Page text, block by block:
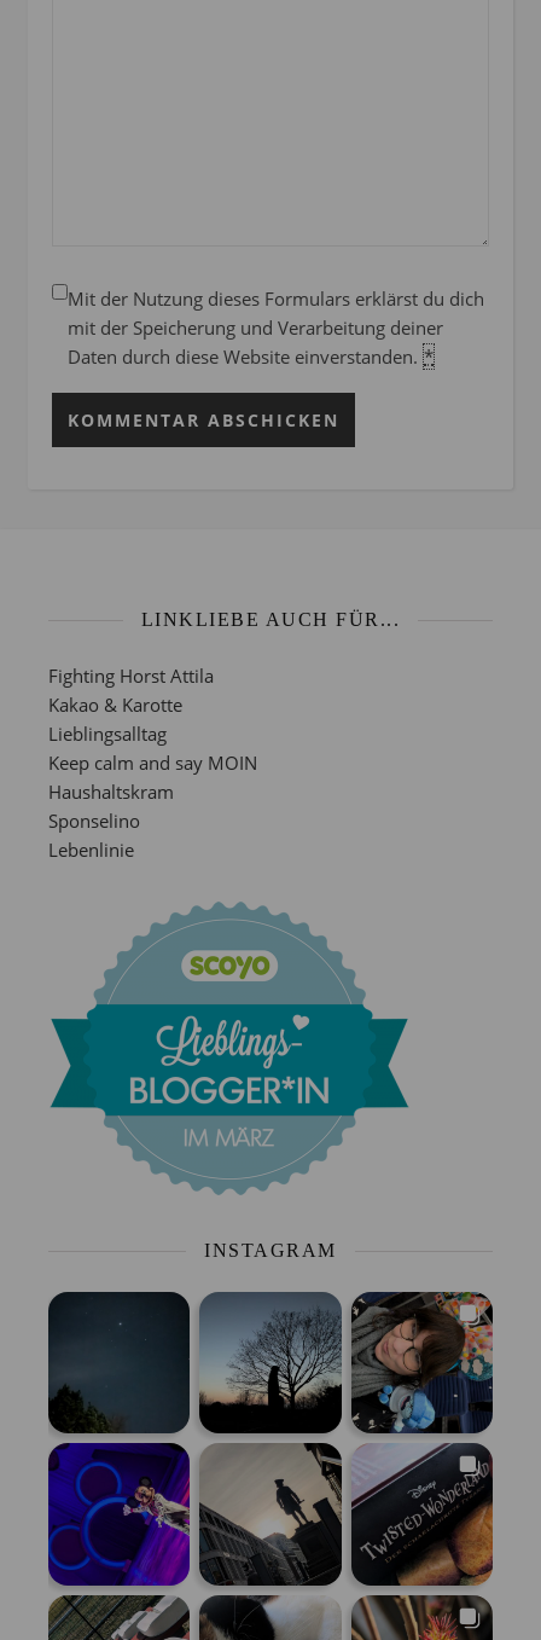
Mit der Nutzung dieses Formulars erklärst du dich
mit der Speicherung und Verarbeitung deiner
Daten durch diese Website einverstanden. *
LINKLIEBE AUCH FÜR...
Fighting Horst Attila
Kakao & Karotte
Lieblingsalltag
Keep calm and say MOIN
Haushaltskram
Sponselino
Lebenlinie
INSTAGRAM